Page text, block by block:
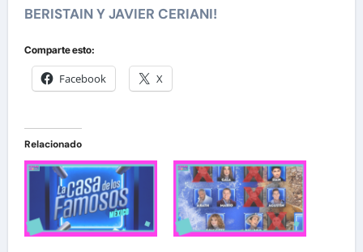
BERISTAIN Y JAVIER CERIANI!
Comparte esto:
Facebook X
Relacionado